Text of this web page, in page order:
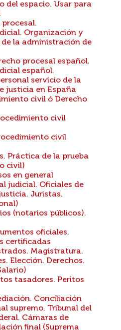
del espacio. Usar para
procesal.
Organización y
la administración de
procesal español.
español.
servicio de la
justicia en España
civil ó Derecho
civil
civil
Práctica de la prueba
civil)
en general
judicial. Oficiales de
Juristas.
(notarios públicos).
oficiales.
certificadas
Magistratura.
Elección. Derechos.
tasadores. Peritos
Conciliación
supremo. Tribunal del
Cámaras de
final (Suprema